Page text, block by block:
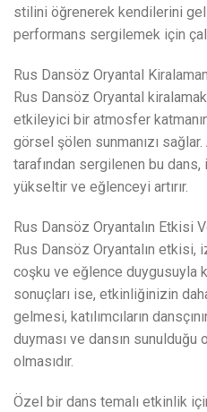
stilini öğrenerek kendilerini
performans sergilemek için
Rus Dansöz Oryantal
Rus Dansöz Oryantal
etkileyici bir atmosfer
görsel şölen sunmanızı
tarafından sergilenen bu
yükseltir ve eğlenceyi artırır.
Rus Dansöz Oryantalın Etkisi
Rus Dansöz Oryantalın etkisi,
coşku ve eğlence duygusuyla
sonuçları ise, etkinliğinizin
gelmesi, katılımcıların
duyması ve dansın sunulduğu
olmasıdır.
Özel bir dans temalı etkinlik